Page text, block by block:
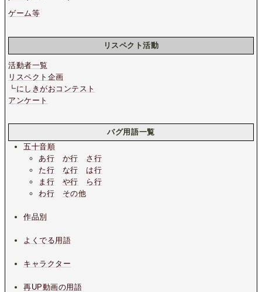
ゲーム等
リスペクト活動
活動者一覧
リスペクト企画
┗にしきがおコンテスト
アンケート
バグ用語一覧
五十音順
あ行
か行
さ行
た行
な行
は行
ま行
や行
ら行
わ行
その他
作品別
よくでる用語
キャラクター
再UP動画の用語